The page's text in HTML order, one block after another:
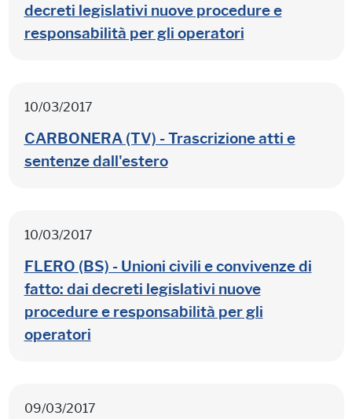
decreti legislativi nuove procedure e
responsabilità per gli operatori
10/03/2017
CARBONERA (TV) - Trascrizione atti e
sentenze dall'estero
10/03/2017
FLERO (BS) - Unioni civili e convivenze di
fatto: dai decreti legislativi nuove
procedure e responsabilità per gli
operatori
09/03/2017